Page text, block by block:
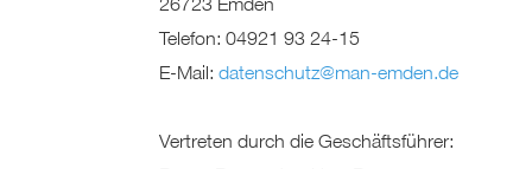
Telefon: 04921 93 24-15
E-Mail:datenschutz@man-emden.de
Vertreten durch die Geschäftsführer: